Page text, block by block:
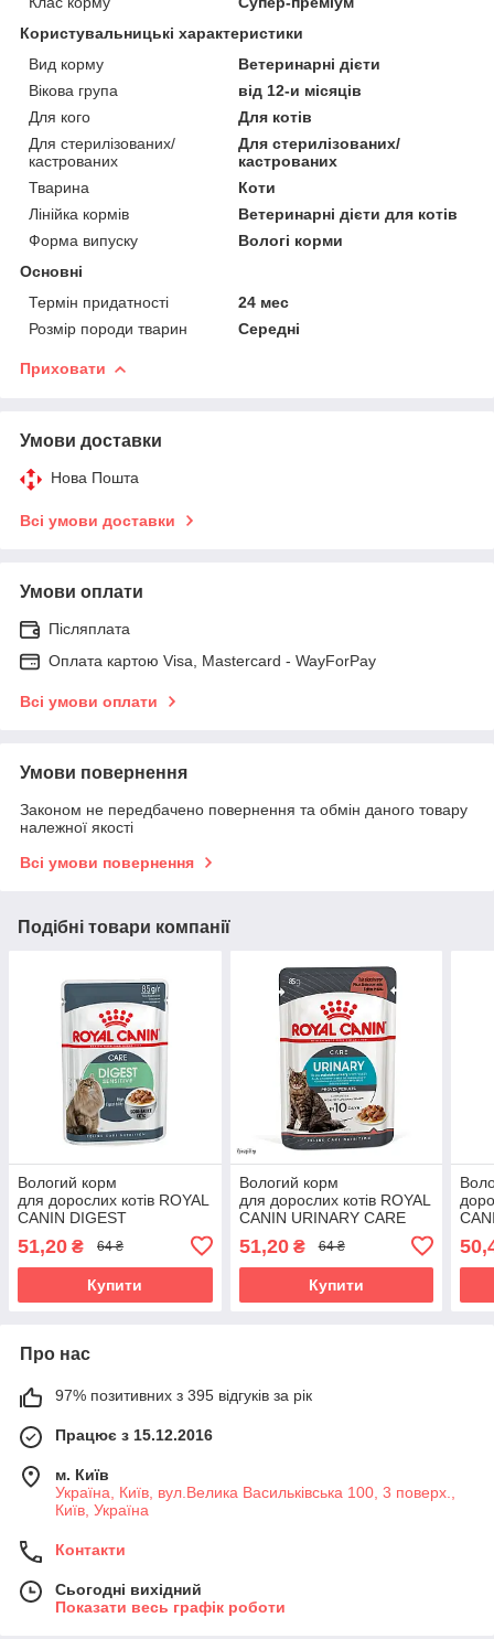
Користувальницькі характеристики
Вид корму
Ветеринарні дієти
Вікова група
від 12-и місяців
Для кого
Для котів
Для стерилізованих/
кастрованих
Для стерилізованих/
кастрованих
Тварина
Коти
Лінійка кормів
Ветеринарні дієти для котів
Форма випуску
Вологі корми
Основні
Термін придатності
24 мес
Розмір породи тварин
Середні
Приховати
Умови доставки
Нова Пошта
Всі умови доставки
Умови оплати
Післяплата
Оплата картою Visa, Mastercard - WayForPay
Всі умови оплати
Умови повернення
Законом не передбачено повернення та обмін даного товару
належної якості
Всі умови повернення
Подібні товари компанії
Вологий корм
для дорослих котів ROYAL
CANIN DIGEST
51,20 ₴ 64 ₴
Купити
Вологий корм
для дорослих котів ROYAL
CANIN URINARY CARE
51,20₴ 64 ₴
Купити
кг
Про нас
97% позитивних з 395 відгуків за рік
Працює з 15.12.2016
м. Київ
Україна, Київ, вул.Велика Васильківська 100, 3 поверх.,
Київ, Україна
Контакти
Сьогодні вихідний
Показати весь графік роботи